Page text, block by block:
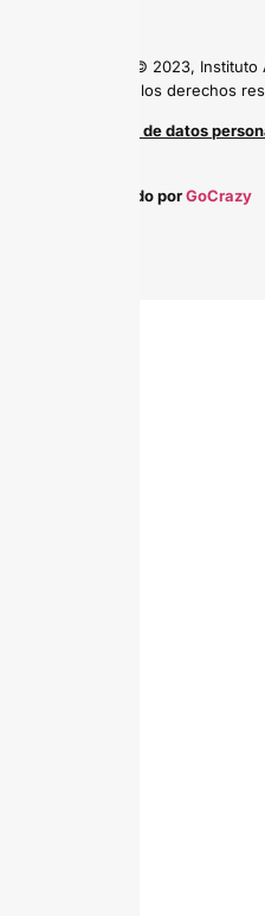
Copyright © 2023,
Gas, todos los derechos
Protección de datos
Desarrollado porGoCrazy